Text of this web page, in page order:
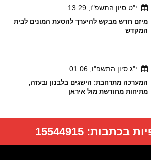
י"ט סיון התשפ"ו, 13:29
מיזם חדש מבקש להיערך להסעת המונים לבית
המקדש
י"ג סיון התשפ"ו, 01:06
המערכה מתרחבת: הישגים בלבנון ובעזה,
מתיחות מחודשת מול איראן
בכתבות:15544915